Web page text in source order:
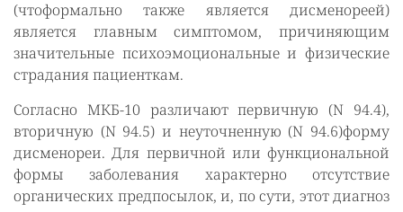
(чтоформально также является дисменореей)
является главным симптомом, причиняющим
значительные психоэмоциональные и физические
страдания пациенткам.
Согласно МКБ-10 различают первичную (N 94.4),
вторичную (N 94.5) и неуточненную (N 94.6)форму
дисменореи. Для первичной или функциональной
формы заболевания характерно отсутствие
органических предпосылок, и, по сути, этот диагноз